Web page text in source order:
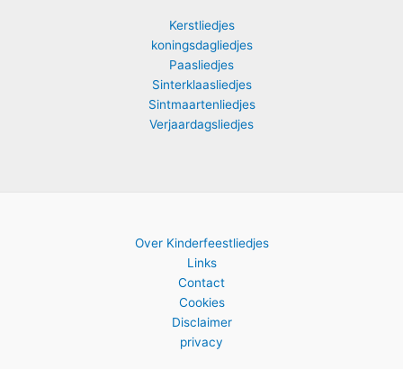
Kerstliedjes
koningsdagliedjes
Paasliedjes
Sinterklaasliedjes
Sintmaartenliedjes
Verjaardagsliedjes
Over Kinderfeestliedjes
Links
Contact
Cookies
Disclaimer
privacy